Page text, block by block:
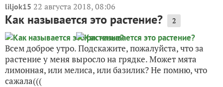
liljok15 22 августа 2018, 08:06
Как называется это растение? 2
Всем доброе утро. Подскажите, пожалуйста, что за
растение у меня выросло на грядке. Может мята
лимонная, или мелиса, или базилик? Не помню, что
сажала(((